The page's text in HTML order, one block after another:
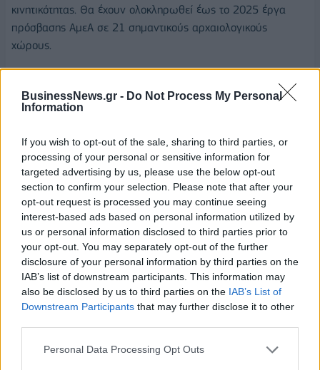
BusinessNews.gr - Do Not Process My Personal
Information
If you wish to opt-out of the sale, sharing to third parties, or
processing of your personal or sensitive information for
targeted advertising by us, please use the below opt-out
section to confirm your selection. Please note that after your
opt-out request is processed you may continue seeing
interest-based ads based on personal information utilized by
us or personal information disclosed to third parties prior to
your opt-out. You may separately opt-out of the further
disclosure of your personal information by third parties on the
IAB’s list of downstream participants. This information may
also be disclosed by us to third parties on the IAB’s List of
Downstream Participants that may further disclose it to other
Personal Data Processing Opt Outs
κινητικότητας. Θα έχουν ολοκληρωθεί έως το 2025 έργα
πρόσβασης ΑμεΑ σε 21 σημαντικούς αρχαιολογικούς
χώρους.
Μουσείου. Εκτίμησε ότι θα απαιτηθούν περί τα δύο χρόνια
για την ολοκλήρωση των μελετών με ιδιωτική
είσοδος, που χαρακτήρισε παρέμβαση με αναπτυξιακό
χαρακτήρα.Πρόσθεσε ότι το 2025 θα λειτουργεί Ανώτατη
Σχολή Παραστατικών Τεχνών με πλήρη επαγγελματικά
δικαιώματα ισότιμα με αποφοίτους ΑΕΙ.
Ψηφιακό κράτος την επόμενη τετραετία, στο 80% η
παραγωγή των ΑΠΕ
Ακολούθησαν συνόψεις για την Παιδεία και τον τομέα των
Μεταφορών και ο πρωθυπουργός τόνισε ότι αυξάνεται το
επίδομα μητρότητας στους ελεύθερους επαγγελματίες και
στους αγρότες από τους 4 στους 9 μήνες.